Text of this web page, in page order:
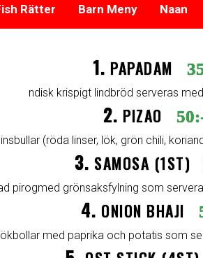
Rätter Barn Meny Naan
1. PAPADAM
ndisk krispigt lindbröd serveras
2. PIZAO
(röda linser, lök, grön chili,
3. SAMOSA (1ST)
pirogmed grönsaksfylning som
4. ONION BHAJI
med paprika och potatis som